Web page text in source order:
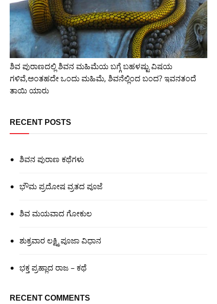
ಶಿವ ಪುರಾಣದಲ್ಲಿ ಶಿವನ ಮಹಿಮೆಯ ಬಗ್ಗೆ ಬಹಳಷ್ಟು ವಿಷಯ
ಗಳಿವೆ,ಅಂತಹದೇ ಒಂದು ಮಹಿಮೆ, ಶಿವನೆಲ್ಲಿಂದ ಬಂದ? ಇವನತಂದೆ
ತಾಯಿ ಯಾರು
RECENT POSTS
ಶಿವನ ಪುರಾಣ ಕಥೆಗಳು
ಭೌಮ ಪ್ರದೋಷ ವ್ರತದ ಪೂಜೆ
ಶಿವ ಮಯವಾದ ಗೋಕುಲ
ಶುಕ್ರವಾರ ಲಕ್ಷ್ಮಿ ಪೂಜಾ ವಿಧಾನ
ಭಕ್ತ ಪ್ರಹ್ಲಾದ ರಾಜ – ಕಥೆ
RECENT COMMENTS